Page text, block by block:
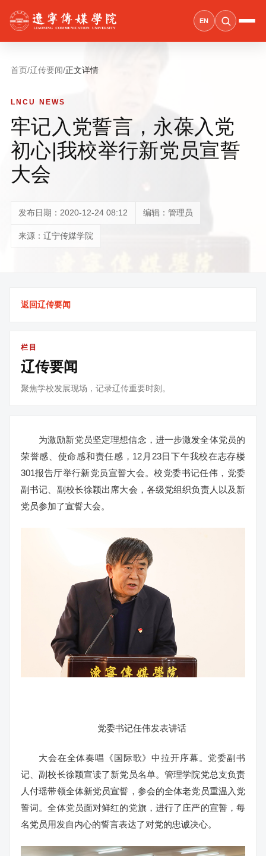
EN
首页/辽传要闻/正文详情
LNCU NEWS
牢记入党誓言，永葆入党
初心|我校举行新党员宣誓
大会
发布日期：2020-12-24 08:12 编辑：管理员
来源：辽宁传媒学院
返回辽传要闻
栏目
辽传要闻
聚焦学校发展现场，记录辽传重要时刻。
为激励新党员坚定理想信念，进一步激发全体党员的
荣誉感、使命感和责任感，12月23日下午我校在志存楼
301报告厅举行新党员宣誓大会。校党委书记任伟，党委
副书记、副校长徐颖出席大会，各级党组织负责人以及新
党员参加了宣誓大会。
党委书记任伟发表讲话
大会在全体奏唱《国际歌》中拉开序幕。党委副书
记、副校长徐颖宣读了新党员名单。管理学院党总支负责
人付瑶带领全体新党员宣誓，参会的全体老党员重温入党
誓词。全体党员面对鲜红的党旗，进行了庄严的宣誓，每
名党员用发自内心的誓言表达了对党的忠诚决心。